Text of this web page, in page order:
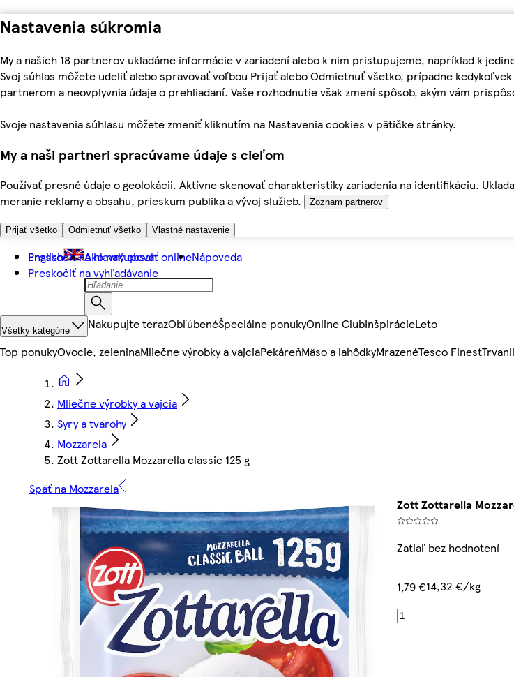
Nastavenia súkromia
My a našich 18 partnerov ukladáme informácie v zariadení alebo k nim pristupujeme, napríklad k
Svoj súhlas môžete udeliť alebo spravovať voľbou Prijať alebo Odmietnuť všetko, prípadne
partnerom a neovplyvnia údaje o prehliadaní. Vaše rozhodnutie však zmení spôsob, akým vám
Svoje nastavenia súhlasu môžete zmeniť kliknutím na Nastavenia cookies v pätičke stránky.
My a naši partneri spracúvame údaje s cieľom
Používať presné údaje o geolokácii. Aktívne skenovať charakteristiky zariadenia na identifikáciu.
meranie reklamy a obsahu, prieskum publika a vývoj služieb.
Zoznam partnerov
Prijať všetko Odmietnuť všetko Vlastné nastavenie
Preskočiť na hlavný obsah
Preskočiť na vyhľadávanie
English Ako nakupovať onlineNápoveda
Všetky kategórie Nakupujte terazObľúbenéŠpeciálne ponukyOnline ClubInšpirácieLeto
Top ponukyOvocie, zeleninaMliečne výrobky a vajciaPekáreňMäso a lahôdkyMrazenéTesco Finest
Mliečne výrobky a vajcia
Syry a tvarohy
Mozzarela
Zott Zottarella Mozzarella classic 125 g
Späť na Mozzarela
Zott Zottarella
Zatiaľ bez hodnotení
1,79 €14,32 €/kg